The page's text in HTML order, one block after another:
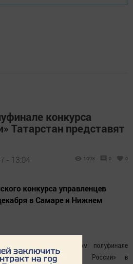
конкурса
Татарстан представят
- 13:04 1093 0 0
конкурса управленцев
в Самаре и Нижнем
информ»). В окружном полуфинале
управленцев «Лидеры России» в